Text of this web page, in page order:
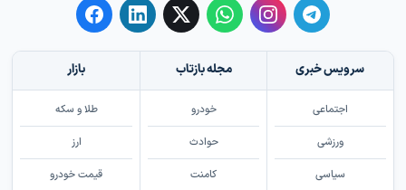
سرویس خبری
اجتماعی
ورزشی
سیاسی
مجله بازتاب
خودرو
حوادث
کامنت
بازار
طلا و سکه
ارز
قیمت خودرو